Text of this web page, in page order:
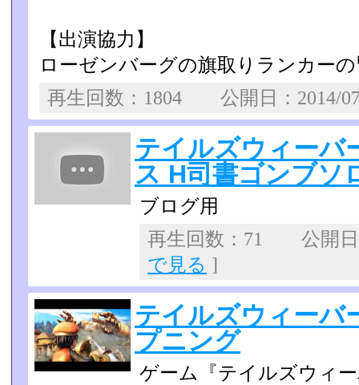
【出演協力】
ローゼンバーグの旗取りランカー
再生回数：1804 公開日：
テイルズウィーバ
ス H司書ゴンブソ
ブログ用
再生回数：71 公開
で見る ]
テイルズウィーバ
プニング
ゲーム『テイルズウィ